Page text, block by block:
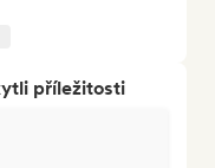
příležitosti